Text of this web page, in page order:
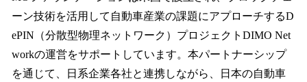
ーン技術を活用して自動車産業の課題にアプローチするD
ePIN（分散型物理ネットワーク）プロジェクトDIMO Net
workの運営をサポートしています。本パートナーシップ
を通じて、日系企業各社と連携しながら、日本の自動車